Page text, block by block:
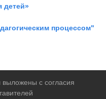
детей»
процессом"
с согласия